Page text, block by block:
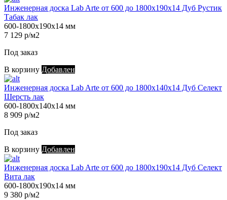
Инженерная доска Lab Arte от 600 до 1800х190х14 Дуб Рустик
Табак лак
600-1800х190х14 мм
7 129 р/м2
Под заказ
В корзину Добавлен
Инженерная доска Lab Arte от 600 до 1800х140х14 Дуб Селект
Шерсть лак
600-1800х140х14 мм
8 909 р/м2
Под заказ
В корзину Добавлен
Инженерная доска Lab Arte от 600 до 1800х190х14 Дуб Селект
Вита лак
600-1800х190х14 мм
9 380 р/м2